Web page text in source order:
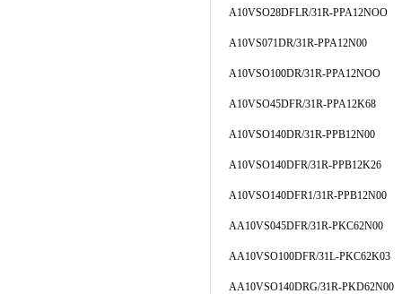
A10VSO28DFLR/31R-PPA12NOO
A10VS071DR/31R-PPA12N00
A10VSO100DR/31R-PPA12NOO
A10VSO45DFR/31R-PPA12K68
A10VSO140DR/31R-PPB12N00
A10VSO140DFR/31R-PPB12K26
A10VSO140DFR1/31R-PPB12N00
AA10VS045DFR/31R-PKC62N00
AA10VSO100DFR/31L-PKC62K03
AA10VSO140DRG/31R-PKD62N00